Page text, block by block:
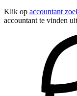
Klik op accountant
accountant te vinden